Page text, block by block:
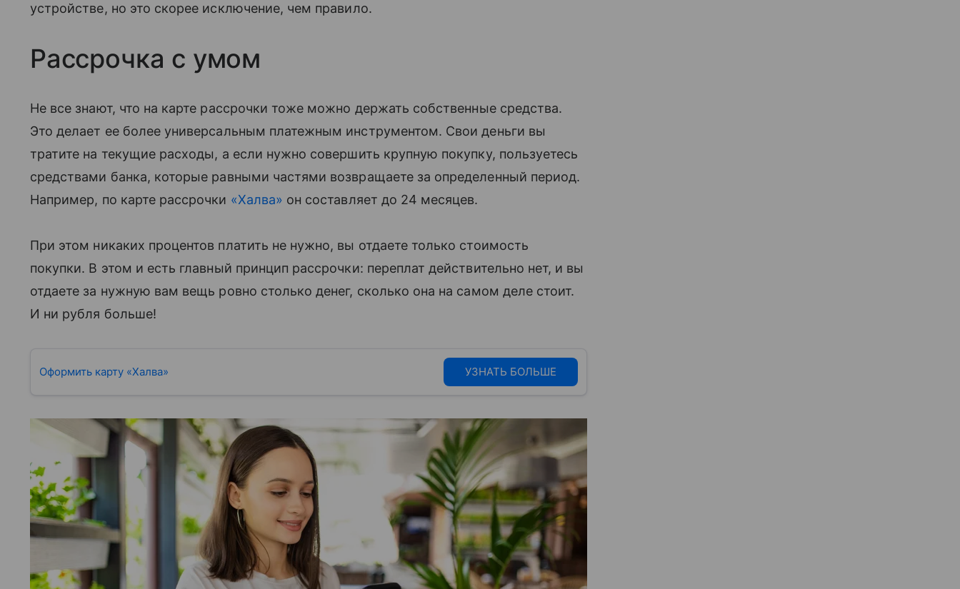
устройстве, но это скорее исключение, чем правило.
Рассрочка с умом
Не все знают, что на карте рассрочки тоже можно держать собственные средства.
Это делает ее более универсальным платежным инструментом. Свои деньги вы
тратите на текущие расходы, а если нужно совершить крупную покупку, пользуетесь
средствами банка, которые равными частями возвращаете за определенный период.
Например, по карте рассрочки «Халва» он составляет до 24 месяцев.
При этом никаких процентов платить не нужно, вы отдаете только стоимость
покупки. В этом и есть главный принцип рассрочки: переплат действительно нет, и вы
отдаете за нужную вам вещь ровно столько денег, сколько она на самом деле стоит.
И ни рубля больше!
Оформить карту «Халва» УЗНАТЬ БОЛЬШЕ